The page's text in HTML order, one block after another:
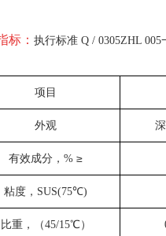
标： 执行标准 Q / 0305ZHL 005
项目
外观
有效成分， % ≥
粘度， SUS(75℃)
比重，（45/15℃）